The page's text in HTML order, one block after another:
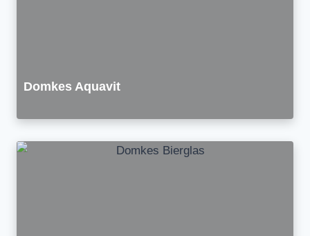
Domkes Aquavit